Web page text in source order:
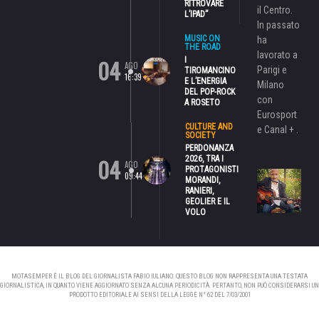
RITROVARE
L’IPAD”
04 AGO
16:39
MUSIC ON
THE ROAD
I
TIROMANCINO
E L’ENERGIA
DEL POP-ROCK
A ROSETO
04 AGO
09:44
CULTURE AND
SOCIETY
PERDONANZA
2026, TRA I
PROTAGONISTI
MORANDI,
RANIERI,
GEOLIER E IL
VOLO
il Centro.
In passato
ha
lavorato a
Parigi e
Milano
con
Eurosport
e Canal + .
MOTASEMPER È IL BLOG DEL GIORNALISTA FABIO IULIANO. QUESTO BLOG NON RAPPRESENTA UNA TESTATA
GIORNALISTICA, IN QUANTO VIENE AGGIORNATO SENZA ALCUNA PERIODICITÀ. PERTANTO, NON PUÒ CONSIDERARSI UN
PRODOTTO EDITORIALE AI SENSI DELLA LEGGE N° 62 DEL 7/03/2001